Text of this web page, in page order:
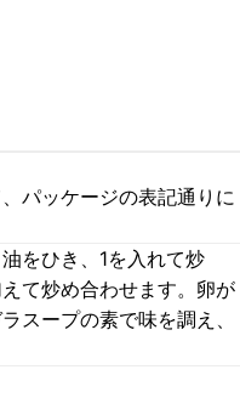
パッケージの表記通りに
をひき、1を入れて炒
て炒め合わせます。卵が
スープの素で味を調え、